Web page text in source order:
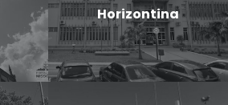
Horizontina